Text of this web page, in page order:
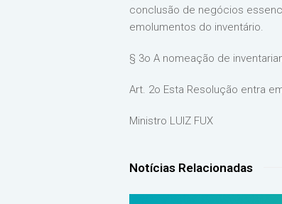
conclusão de negócios
emolumentos do inventário.
§ 3o A nomeação de
Art. 2o Esta Resolução entra
Ministro LUIZ FUX
Notícias Relacionadas